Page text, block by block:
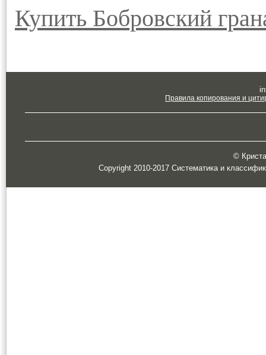
Купить Бобровский
Правила копирования и
©
Copyright 2010-2017 Систематика и